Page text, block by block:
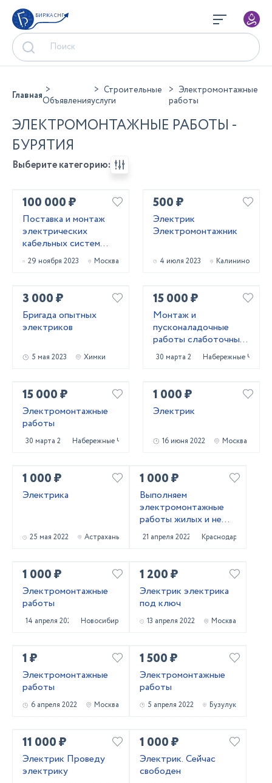
БИРЖА СНГ
ГлавнаяОбъявления
Строительные
услуги
Электромонтажные
работы
ЭЛЕКТРОМОНТАЖНЫЕ РАБОТЫ -
БУРЯТИЯ
Выберите категорию:
100 000 ₽
Поставка и монтаж
электрических
кабельных систем
обогрева
29 ноября 2023 Москва
500 ₽
Электрик
Электромонтажник
4 июля 2023 Калинино
3 000 ₽
Бригада опытных
электриков
5 мая 2023 Химки
15 000 ₽
Монтаж и
пусконаладочные
работы слаботочных
систем
30 марта 2023 Набережные Челны
15 000 ₽
Электромонтажные
работы
30 марта 2023 Набережные Челны
1 000 ₽
Электрик
16 июня 2022 Москва
1 000 ₽
Электрика
25 мая 2022 Астрахань
1 000 ₽
Выполняем
электромонтажные
работы жилых и не
жилых помещений под
ключ. Также объекты
21 апреля 2022 Краснодар
1 000 ₽
Электромонтажные
работы
14 апреля 2022 Новосибирск
1 200 ₽
Электрик электрика
под ключ
13 апреля 2022 Москва
1 ₽
Электромонтажные
работы
6 апреля 2022 Москва
1 500 ₽
Электромонтажные
работы
5 апреля 2022 Бузулук
11 000 ₽
Электрик Проведу
электрику
1 000 ₽
Электрик. Сейчас
свободен